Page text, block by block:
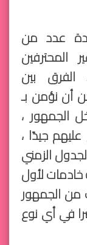
عدد من
المحترفين
الفرق بين
أن نؤمن بـ
الجمهور ،
جيدًا ،
الزمني
لأول
من الجمهور
في أي نوع